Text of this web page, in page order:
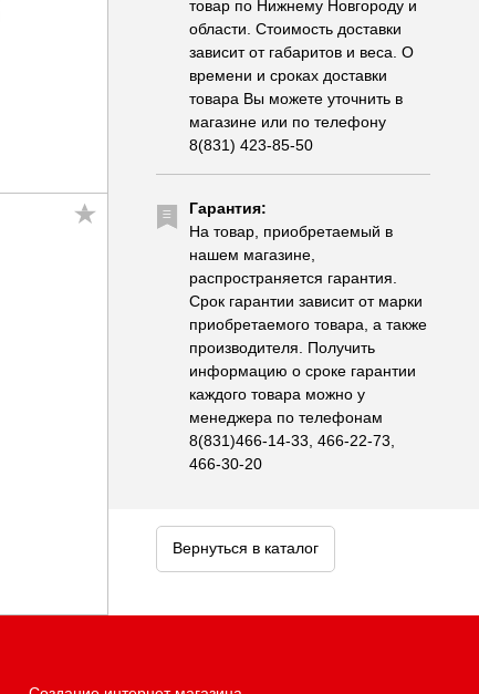
товар по Нижнему Новгороду и
области. Стоимость доставки
зависит от габаритов и веса. О
времени и сроках доставки
товара Вы можете уточнить в
магазине или по телефону
8(831) 423-85-50
Гарантия:
На товар, приобретаемый в
нашем магазине,
распространяется гарантия.
Срок гарантии зависит от марки
приобретаемого товара, а также
производителя. Получить
информацию о сроке гарантии
каждого товара можно у
менеджера по телефонам
8(831)466-14-33, 466-22-73,
466-30-20
Вернуться в каталог